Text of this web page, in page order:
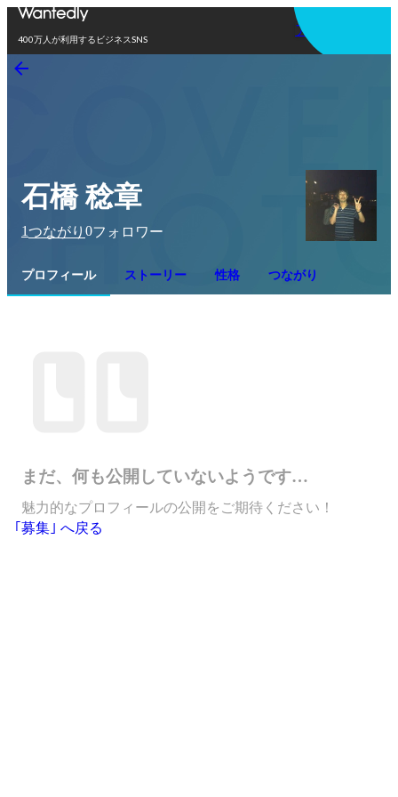
400万人が利用するビジネスSNS
アプリを使う
石橋 稔章
1つながり 0フォロワー
プロフィール ストーリー 性格 つながり
まだ、何も公開していないようです…
魅力的なプロフィールの公開をご期待ください！
｢募集｣ へ戻る